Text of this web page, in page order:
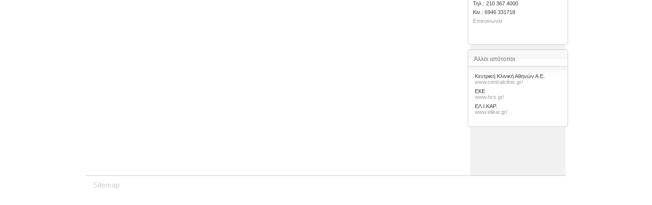
Τηλ.: 210 367 4000
Kιν.: 6946 331718
Επικοινωνία
Άλλοι ιστότοποι
Κεντρική Κλινική Αθηνών Α.Ε.
www.centralclinic.gr/
ΕΚΕ
www.hcs.gr/
ΕΛ.Ι.ΚΑΡ.
www.elikar.gr/
Sitemap